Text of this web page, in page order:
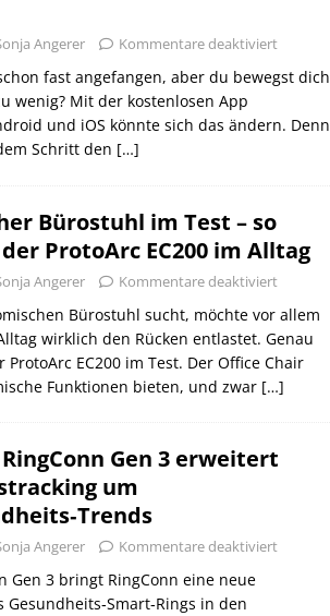
Angerer Kommentare deaktiviert
fast angefangen, aber du bewegst dich
wenig? Mit der kostenlosen App
und iOS könnte sich das ändern. Denn
Schritt den […]
Bürostuhl im Test – so
ProtoArc EC200 im Alltag
Angerer Kommentare deaktiviert
Bürostuhl sucht, möchte vor allem
wirklich den Rücken entlastet. Genau
EC200 im Test. Der Office Chair
Funktionen bieten, und zwar […]
Gen 3 erweitert
um
Angerer Kommentare deaktiviert
Gen 3 bringt RingConn eine neue
in den